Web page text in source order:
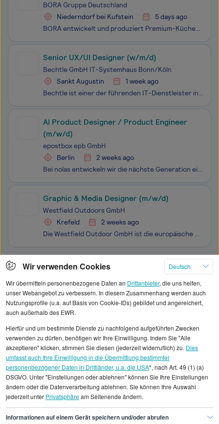
BORA Gruppe Deutschland
Niederndorf bei Kufstein
5 days ago
BORA entwickelt und produziert Premium-Kücheneinbaugeräte mit intelligenten Technologien, hohem Designanspruch und echter Leidenschaft. Vom revolutionären Kochfeldabzug über den Profi-Dampfbackofen BORA X BO bis hin zu Kühl- und Gefriersystemen sowie Beleuchtung: Unser Portfolio wächst stetig – gena
Senior UX/UI Designer (w/m/d)
Bechtle GmbH IT-Systemhaus Bonn/Köln
Sankt Augustin
1 week ago
Bechtle ist einer der führenden IT-Dienstleister in Europa. Wir gestalten zukunftsfähige IT-Architekturen - von klassischer IT-Infrastruktur über Digitalisierung, Multi Cloud, Modern Workplace und Security bis Künstliche Intelligenz und Managed Services. Wir bieten unseren Kunden zusätzlich intellig
AI Product Designer / Product Engineer
(m/w/d)
epostbox epb GmbH
Berlin
2 weeks ago
Bei nolas entwickeln wir die nächste Generation eines Betriebssystems für Organisationen. Unser Ziel ist es, Organisationen dabei zu helfen, weniger Zeit für Verwaltung und mehr Zeit für ihre eigentliche Wirkung einzusetzen. Dafür suchen wir einen außergewöhnlichen Al Product Designer/ Product Engin
Graphic & Media Designer (m/w/d)
Westfield Outdoors GmbH
Krefeld
2 weeks ago
Die Westfield Outdoor GmbH ist die europäische Niederlassung der HengFeng Group (China) und betreut das Geschäft auf dem europäischen Markt. Als weltweit führender Hersteller im Bereich Outdoor- und Freizeitmöbel entwickeln, produzieren und vertreiben wir innovative Produkte für Camping, Caravaning
Klicken Sie hier, um weitere Angebote anzuzeigen
statistischen Erhebungen durch StepStone. Es sind
Durchschnittswerte und die Angaben können nicht
einzelnen Stellenangeboten zugeordnet werden.
Gehaltsinformationen IT
UIUX Designer
UIUX Designer Dortmund
Wir verwenden Cookies
Deutsch
Wir übermitteln personenbezogene Daten an Drittanbieter, die uns helfen,
unser Webangebot zu verbessern. In diesem Zusammenhang werden auch
Nutzungsprofile (u.a. auf Basis von Cookie-IDs) gebildet und angereichert,
auch außerhalb des EWR.
Hierfür und um bestimmte Dienste zu nachfolgend aufgeführten Zwecken
verwenden zu dürfen, benötigen wir Ihre Einwilligung. Indem Sie "Alle
akzeptieren" klicken, stimmen Sie diesen (jederzeit widerruflich) zu. Dies
umfasst auch Ihre Einwilligung in die Übermittlung bestimmter
personenbezogener Daten in Drittländer, u.a. die USA*, nach Art. 49 (1) (a)
DSGVO. Unter "Einstellungen oder ablehnen" können Sie Ihre Einstellungen
ändern oder die Datenverarbeitung ablehnen. Sie können Ihre Auswahl
jederzeit unter Privatsphäream Seitenende ändern.
Informationen auf einem Gerät speichern und/oder abrufen